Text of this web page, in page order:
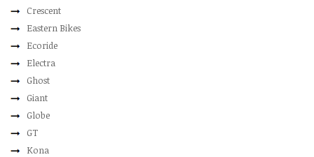
Crescent
Eastern Bikes
Ecoride
Electra
Ghost
Giant
Globe
GT
Kona